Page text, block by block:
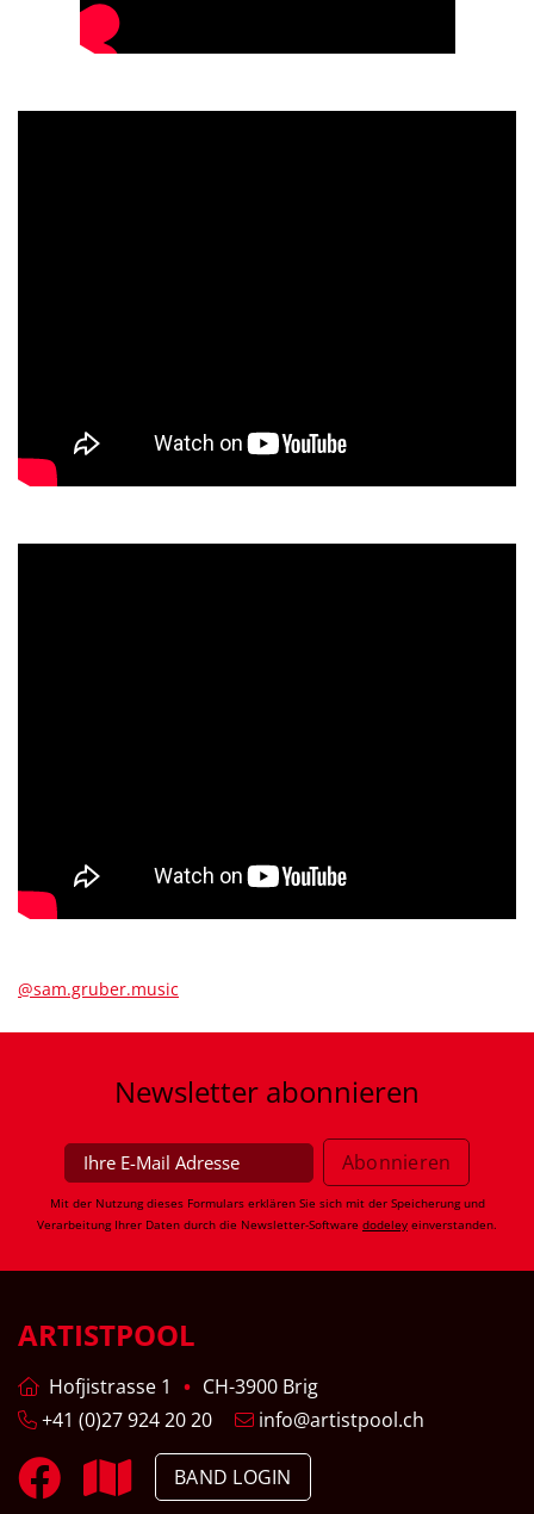
@sam.gruber.music
Newsletter abonnieren
Mit der Nutzung dieses Formulars erklären Sie sich mit der Speicherung und
Verarbeitung Ihrer Daten durch die Newsletter-Software dodeley einverstanden.
ARTISTPOOL
Hofjistrasse 1
CH-3900 Brig
+41 (0)27 924 20 20
info@artistpool.ch
BAND LOGIN